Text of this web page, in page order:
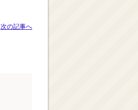
次の記事へ